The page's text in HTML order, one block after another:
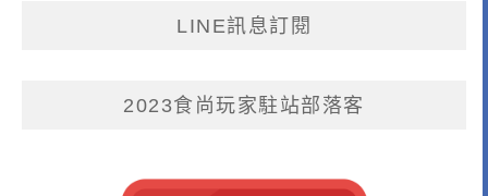
LINE訊息訂閱
2023食尚玩家駐站部落客